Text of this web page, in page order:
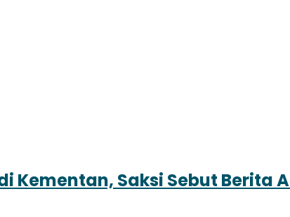
Kementan, Saksi Sebut Berita